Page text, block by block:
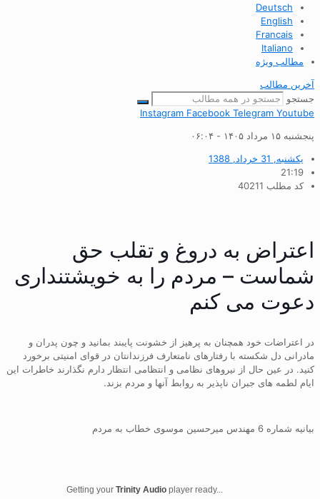
Deutsch
English
Francais
Italiano
مطالب ویژه
آخرین مطالب
جستجو
Instagram Facebook Telegram Youtube
پنجشنبه ۱۵ مرداد ۱۴۰۵ - ۰۶:۰۴
یکشنبه, 31 خرداد, 1388
21:19
کد مطلب 40211
اعتراض به دروغ و تقلب حق
شماست – مردم را به خویشتنداری
دعوت می کنم
در اعتراضات خود همچنان به پرهیز از خشونت پایبند بمانید و چون پدران و
مادرانی دل شكسته با رفتارهای نامتعارف فرزندانتان در قوای امنیتی برخورد
كنید. در عین حال از نیروهای نظامی و انتظامی انتظار دارم نگذارند خاطرات این
ایام لطمه های جبران ناپذیر به روابط آنها و مردم بزند.
بیانیه شماره 6 مهندس میرحسین موسوی خطاب به مردم
Getting your Trinity Audio player ready...